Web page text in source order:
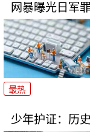
网暴曝光日军
最热
少年护证：历